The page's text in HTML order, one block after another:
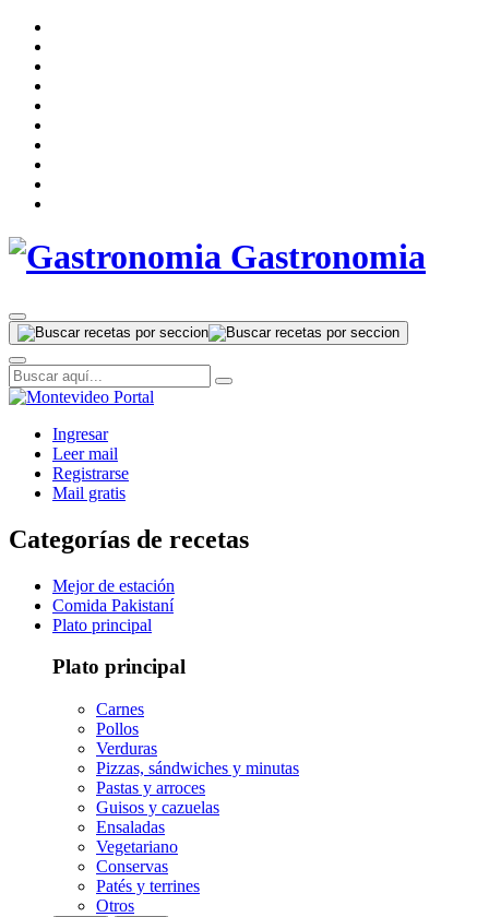
Gastronomia
Ingresar
Leer mail
Registrarse
Mail gratis
Categorías de recetas
Mejor de estación
Comida Pakistaní
Plato principal
Plato principal
Carnes
Pollos
Verduras
Pizzas, sándwiches y minutas
Pastas y arroces
Guisos y cazuelas
Ensaladas
Vegetariano
Conservas
Patés y terrines
Otros